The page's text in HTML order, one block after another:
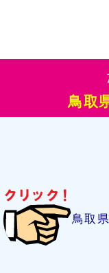
鳥取
鳥取